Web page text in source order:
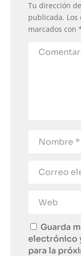
Tu dirección
publicada.
marcados con
Guarda
electrónico
para la